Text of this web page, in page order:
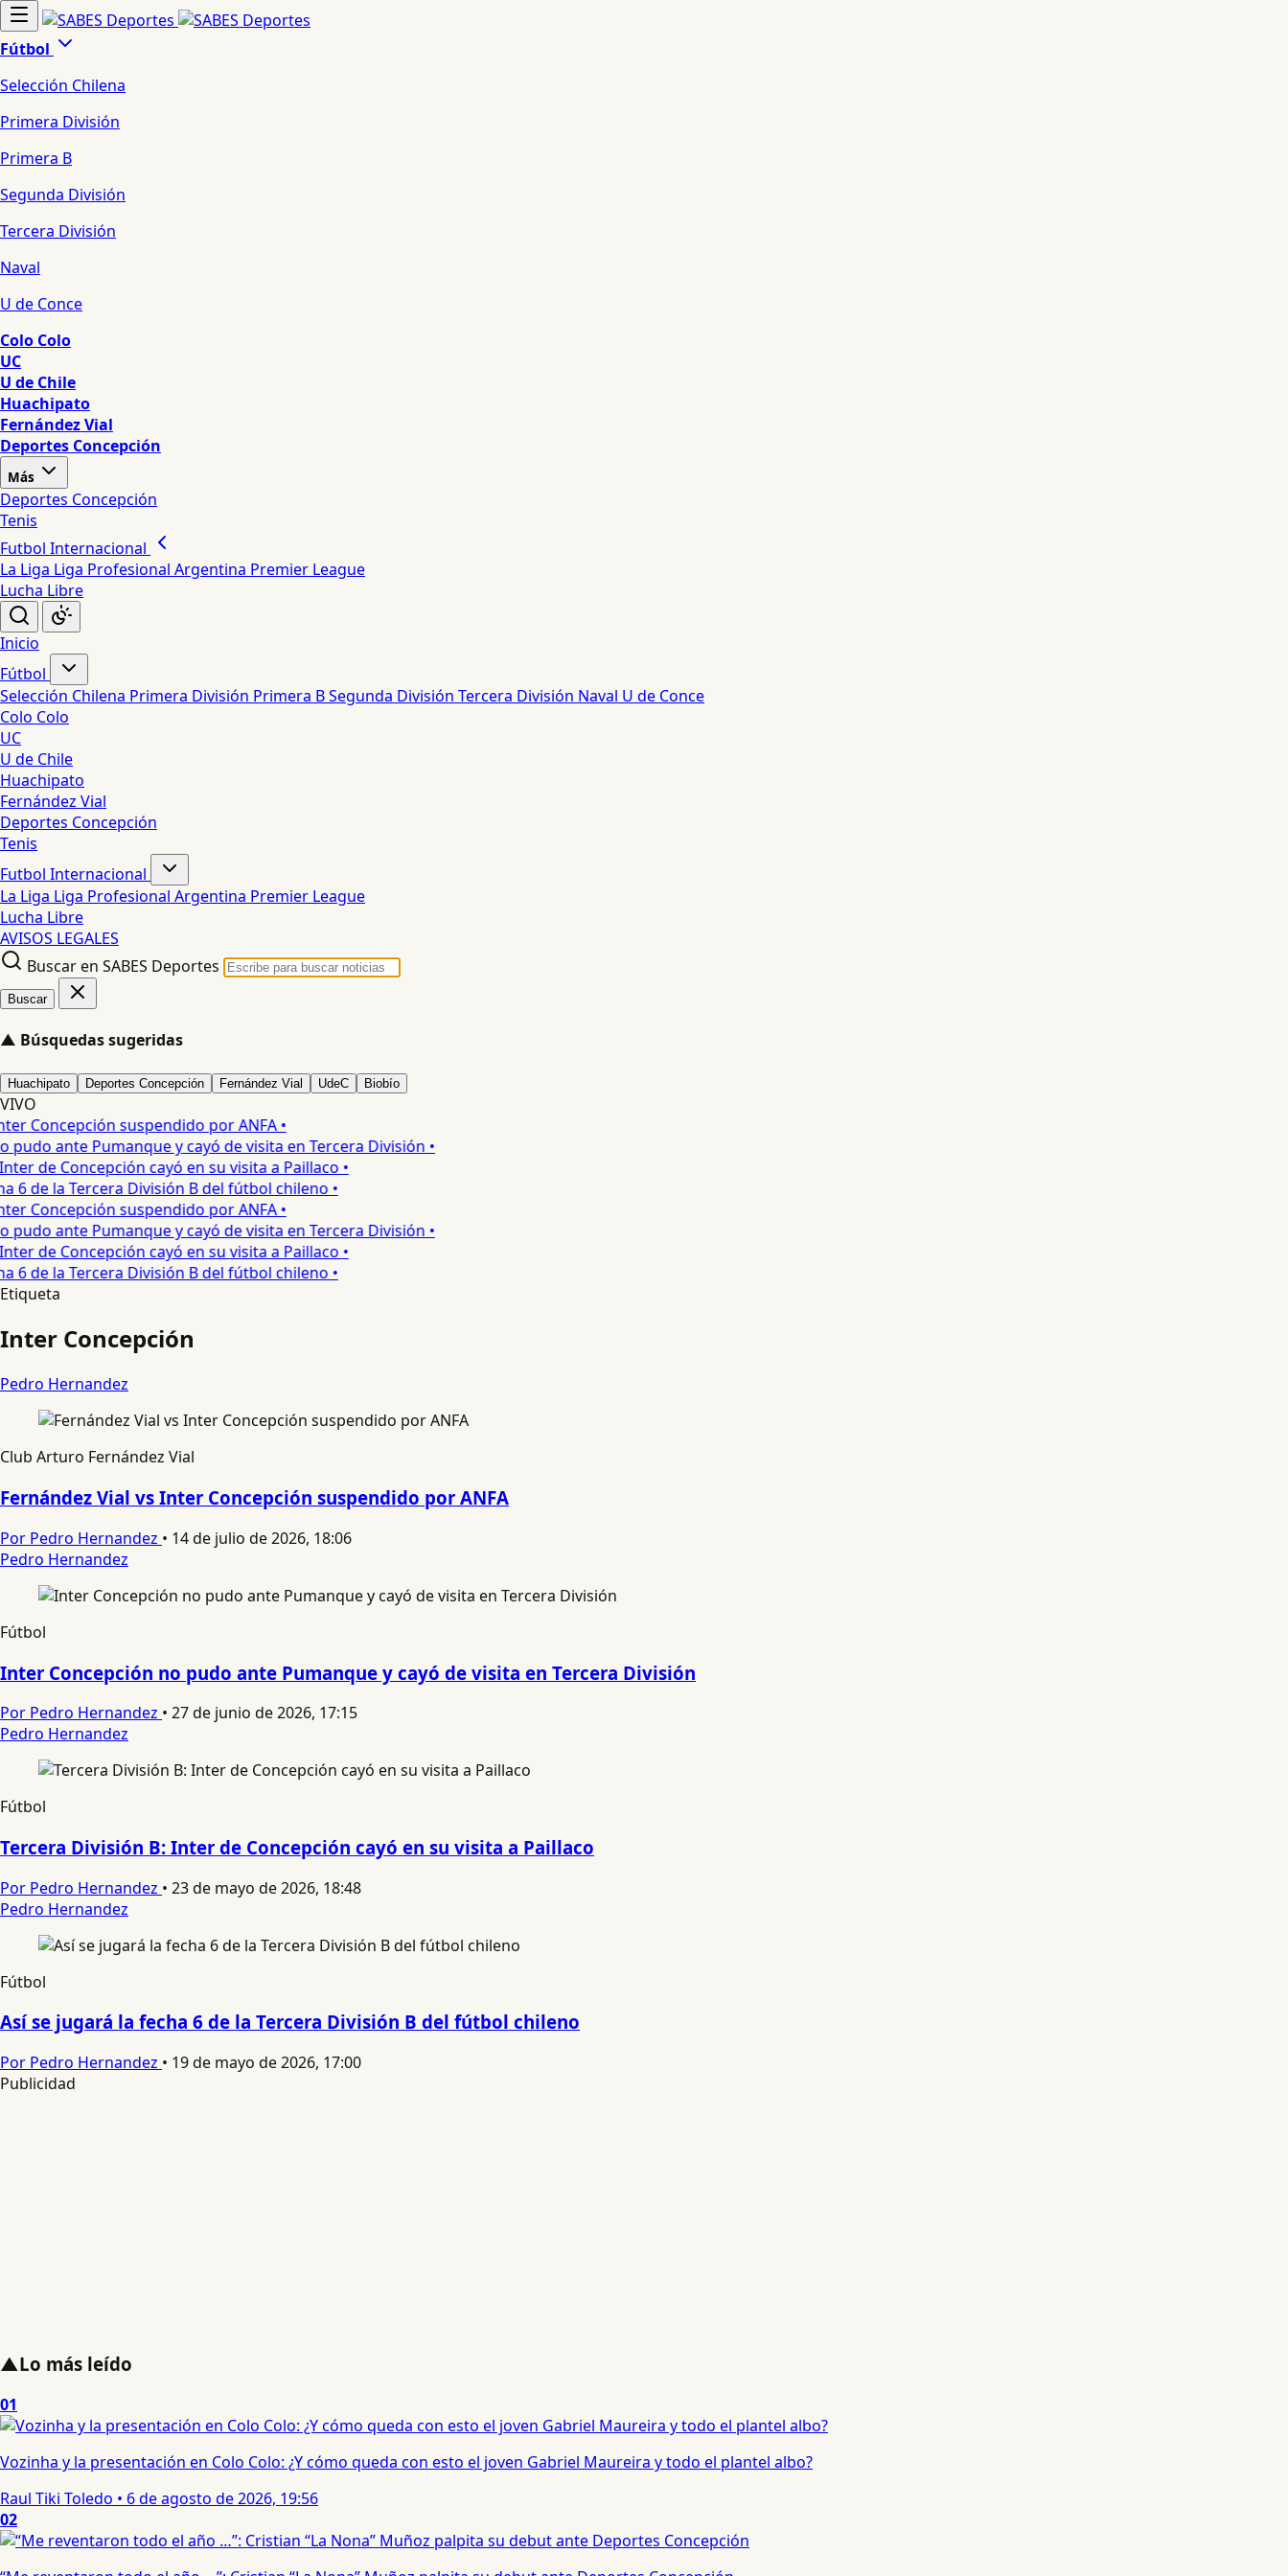
Fútbol
Selección Chilena
Primera División
Primera B
Segunda División
Tercera División
Naval
U de Conce
Colo Colo
UC
U de Chile
Huachipato
Fernández Vial
Deportes Concepción
Más
Deportes Concepción
Tenis
Futbol Internacional
La Liga Liga Profesional Argentina Premier League
Lucha Libre
Inicio
Fútbol
Selección Chilena Primera División Primera BSegunda División Tercera División Naval U de Conce
Colo Colo
UC
U de Chile
Huachipato
Fernández Vial
Deportes Concepción
Tenis
Futbol Internacional
La Liga Liga Profesional Argentina Premier League
Lucha Libre
AVISOS LEGALES
Buscar en SABES Deportes
Buscar
▲ Búsquedas sugeridas
Huachipato Deportes Concepción Fernández Vial UdeC Biobío
VIVO
Concepción suspendido por ANFA •
ante Pumanque y cayó de visita en Tercera División •
de Concepción cayó en su visita a Paillaco •
de la Tercera División B del fútbol chileno •
Concepción suspendido por ANFA •
ante Pumanque y cayó de visita en Tercera División •
de Concepción cayó en su visita a Paillaco •
de la Tercera División B del fútbol chileno •
Etiqueta
Inter Concepción
Pedro Hernandez
Club Arturo Fernández Vial
Fernández Vial vs Inter Concepción suspendido por ANFA
Por Pedro Hernandez • 14 de julio de 2026, 18:06
Pedro Hernandez
Fútbol
Inter Concepción no pudo ante Pumanque y cayó de visita en Tercera División
Por Pedro Hernandez • 27 de junio de 2026, 17:15
Pedro Hernandez
Fútbol
Tercera División B: Inter de Concepción cayó en su visita a Paillaco
Por Pedro Hernandez • 23 de mayo de 2026, 18:48
Pedro Hernandez
Fútbol
Así se jugará la fecha 6 de la Tercera División B del fútbol chileno
Por Pedro Hernandez • 19 de mayo de 2026, 17:00
Publicidad
▲Lo más leído
01
Vozinha y la presentación en Colo Colo: ¿Y cómo queda con esto el joven Gabriel Maureira y todo el plantel albo?
Raul Tiki Toledo • 6 de agosto de 2026, 19:56
02